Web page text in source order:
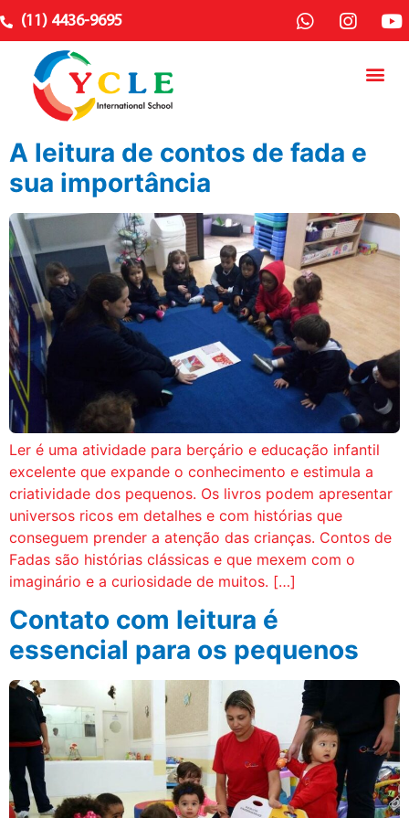
(11) 4436-9695
A leitura de contos de fada e
sua importância
Ler é uma atividade para berçário e educação infantil
excelente que expande o conhecimento e estimula a
criatividade dos pequenos. Os livros podem apresentar
universos ricos em detalhes e com histórias que
conseguem prender a atenção das crianças. Contos de
Fadas são histórias clássicas e que mexem com o
imaginário e a curiosidade de muitos. […]
Contato com leitura é
essencial para os pequenos